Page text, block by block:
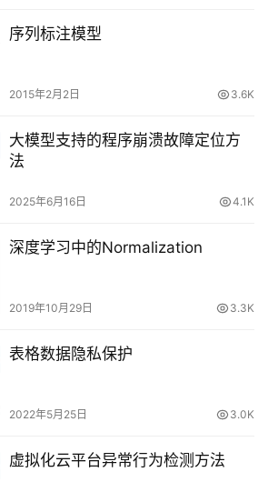
序列标注模型
2015年2月2日 3.6K
大模型支持的程序崩溃故障定位方
法
2025年6月16日 4.1K
深度学习中的Normalization
2019年10月29日 3.3K
表格数据隐私保护
2022年5月25日 3.0K
虚拟化云平台异常行为检测方法